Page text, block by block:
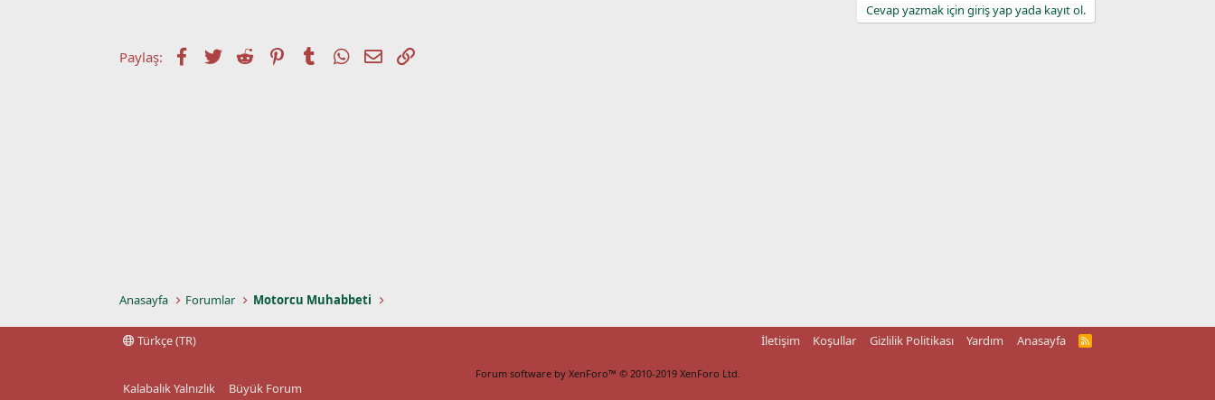
i
Cevap yazmak için giriş yap yada kayıt ol.
Paylaş: Facebook
TwitterReddit PinterestTumblrWhatsApp
E-postaLink
Anasayfa Forumlar Motorcu Muhabbeti
Türkçe (TR) İletişim Koşullar Gizlilik Politikası Yardım Anasayfa
R
Forum software by XenForo™ © 2010-2019 XenForo Ltd.
Kalabalık Yalnızlık Büyük Forum